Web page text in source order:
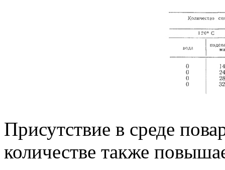
Присутствие в среде
количестве также